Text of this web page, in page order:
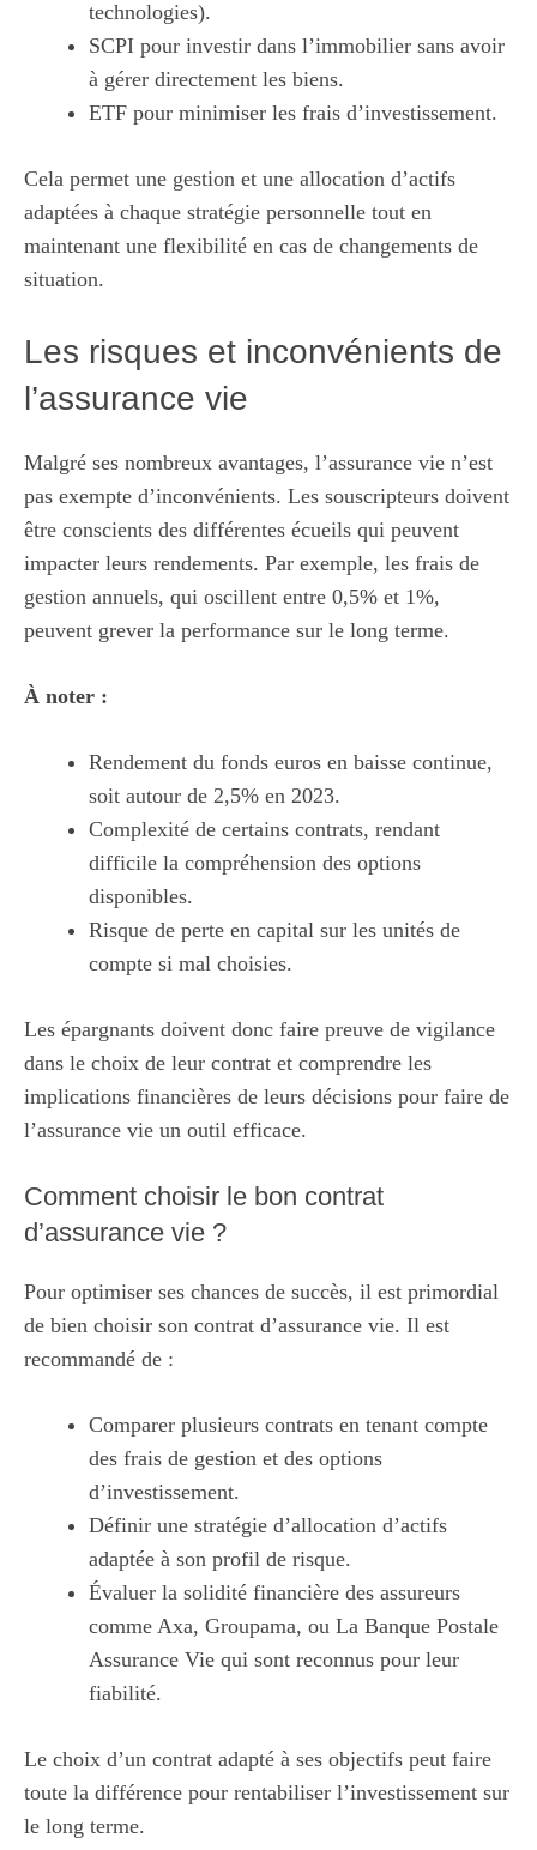
technologies).
SCPI pour investir dans l’immobilier sans avoir
à gérer directement les biens.
ETF pour minimiser les frais d’investissement.
Cela permet une gestion et une allocation d’actifs
adaptées à chaque stratégie personnelle tout en
maintenant une flexibilité en cas de changements de
situation.
Les risques et inconvénients de
l’assurance vie
Malgré ses nombreux avantages, l’assurance vie n’est
pas exempte d’inconvénients. Les souscripteurs doivent
être conscients des différentes écueils qui peuvent
impacter leurs rendements. Par exemple, les frais de
gestion annuels, qui oscillent entre 0,5% et 1%,
peuvent grever la performance sur le long terme.
À noter :
Rendement du fonds euros en baisse continue,
soit autour de 2,5% en 2023.
Complexité de certains contrats, rendant
difficile la compréhension des options
disponibles.
Risque de perte en capital sur les unités de
compte si mal choisies.
Les épargnants doivent donc faire preuve de vigilance
dans le choix de leur contrat et comprendre les
implications financières de leurs décisions pour faire de
l’assurance vie un outil efficace.
Comment choisir le bon contrat
d’assurance vie ?
Pour optimiser ses chances de succès, il est primordial
de bien choisir son contrat d’assurance vie. Il est
recommandé de :
Comparer plusieurs contrats en tenant compte
des frais de gestion et des options
d’investissement.
Définir une stratégie d’allocation d’actifs
adaptée à son profil de risque.
Évaluer la solidité financière des assureurs
comme Axa, Groupama, ou La Banque Postale
Assurance Vie qui sont reconnus pour leur
fiabilité.
Le choix d’un contrat adapté à ses objectifs peut faire
toute la différence pour rentabiliser l’investissement sur
le long terme.